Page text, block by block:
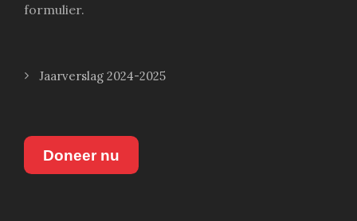
formulier.
Jaarverslag 2024-2025
Doneer nu